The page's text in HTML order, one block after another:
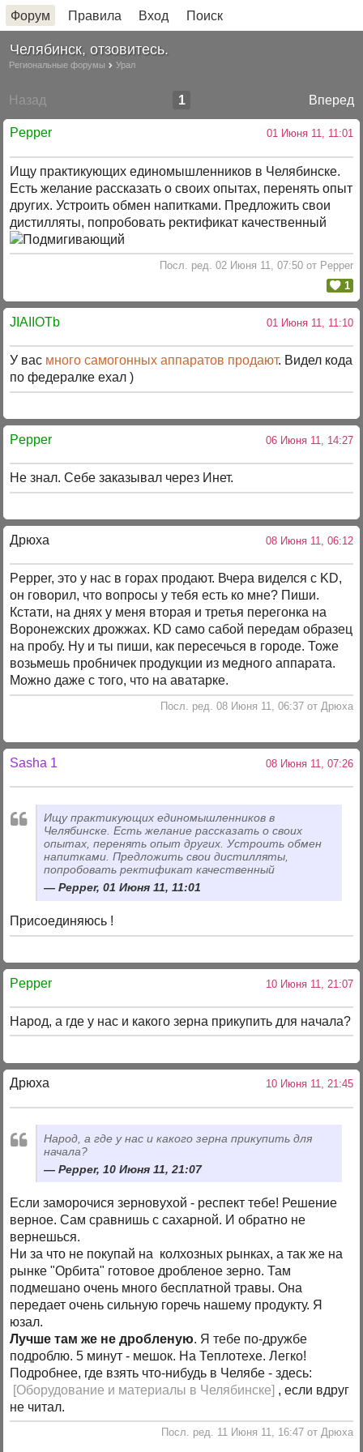
Форум Правила Вход Поиск
Челябинск, отзовитесь.
Региональные форумы Урал
Назад Вперед
1
Pepper 01 Июня 11, 11:01
Ищу практикующих единомышленников в Челябинске.
Есть желание рассказать о своих опытах, перенять опыт
других. Устроить обмен напитками. Предложить свои
дистилляты, попробовать ректификат качественный
Посл. ред. 02 Июня 11, 07:50 от Pepper
1
JIAIIOTb 01 Июня 11, 11:10
У вас много самогонных аппаратов продают. Видел кода
по федералке ехал )
Pepper 06 Июня 11, 14:27
Не знал. Себе заказывал через Инет.
Дрюха 08 Июня 11, 06:12
Pepper, это у нас в горах продают. Вчера виделся с KD,
он говорил, что вопросы у тебя есть ко мне? Пиши.
Кстати, на днях у меня вторая и третья перегонка на
Воронежских дрожжах. KD само сабой передам образец
на пробу. Ну и ты пиши, как пересечься в городе. Тоже
возьмешь пробничек продукции из медного аппарата.
Можно даже с того, что на аватарке.
Посл. ред. 08 Июня 11, 06:37 от Дрюха
Sasha 1 08 Июня 11, 07:26
Ищу практикующих единомышленников в
Челябинске. Есть желание рассказать о своих
опытах, перенять опыт других. Устроить обмен
напитками. Предложить свои дистилляты,
попробовать ректификат качественный
Pepper, 01 Июня 11, 11:01
Присоединяюсь !
Pepper 10 Июня 11, 21:07
Народ, а где у нас и какого зерна прикупить для начала?
Дрюха 10 Июня 11, 21:45
Народ, а где у нас и какого зерна прикупить для
начала?
Pepper, 10 Июня 11, 21:07
Если заморочися зерновухой - респект тебе! Решение
верное. Сам сравнишь с сахарной. И обратно не
вернешься.
Ни за что не покупай на колхозных рынках, а так же на
рынке "Орбита" готовое дробленое зерно. Там
подмешано очень много бесплатной травы. Она
передает очень сильную горечь нашему продукту. Я
юзал.
Лучше там же не дробленую. Я тебе по-дружбе
подроблю. 5 минут - мешок. На Теплотехе. Легко!
Подробнее, где взять что-нибудь в Челябе - здесь:
[Оборудование и материалы в Челябинске] , если вдруг
не читал.
Посл. ред. 11 Июня 11, 16:47 от Дрюха